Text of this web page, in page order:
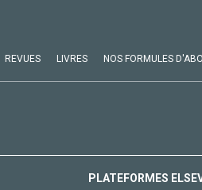
REVUES LIVRES NOS FORMULES
PLATEFORMES